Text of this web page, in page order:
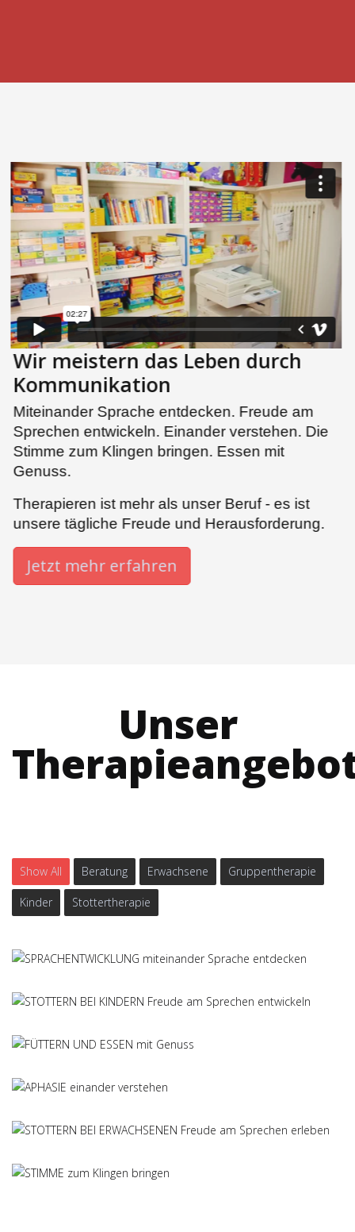
Wir meistern das Leben durch
Kommunikation
Miteinander Sprache entdecken. Freude am
Sprechen entwickeln. Einander verstehen. Die
Stimme zum Klingen bringen. Essen mit
Genuss.
Therapieren ist mehr als unser Beruf - es ist
unsere tägliche Freude und Herausforderung.
Jetzt mehr erfahren
Unser
Show All Beratung Erwachsene Gruppentherapie
Kinder Stottertherapie